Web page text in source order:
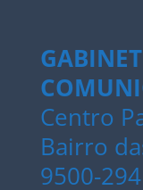
Centro
Bairro
9500-